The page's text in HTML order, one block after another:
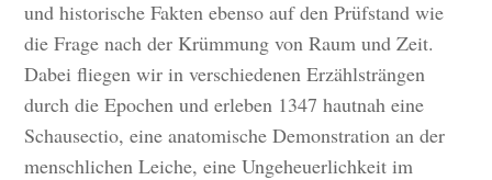
und historische Fakten ebenso auf den Prüfstand wie
die Frage nach der Krümmung von Raum und Zeit.
Dabei fliegen wir in verschiedenen Erzählsträngen
durch die Epochen und erleben 1347 hautnah eine
Schausectio, eine anatomische Demonstration an der
menschlichen Leiche, eine Ungeheuerlichkeit im